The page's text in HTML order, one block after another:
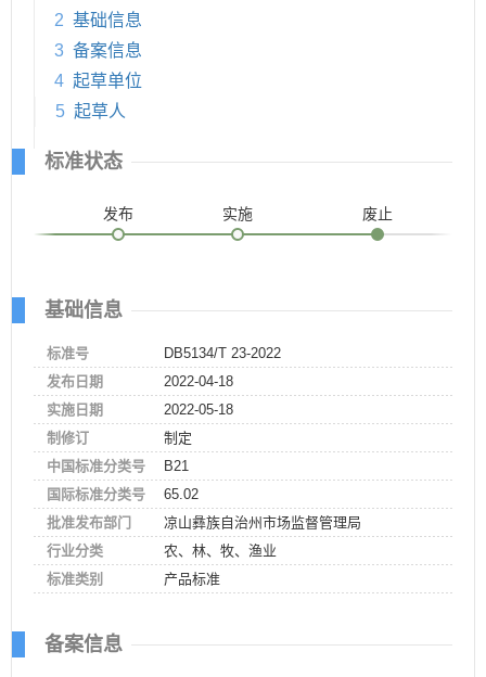
2 基础信息
3 备案信息
4 起草单位
5 起草人
标准状态
发布 实施 废止
基础信息
标准号
DB5134/T 23-2022
发布日期
2022-04-18
实施日期
2022-05-18
制修订
制定
中国标准分类号
B21
国际标准分类号
65.02
批准发布部门
凉山彝族自治州市场监督管理局
行业分类
农、林、牧、渔业
标准类别
产品标准
备案信息